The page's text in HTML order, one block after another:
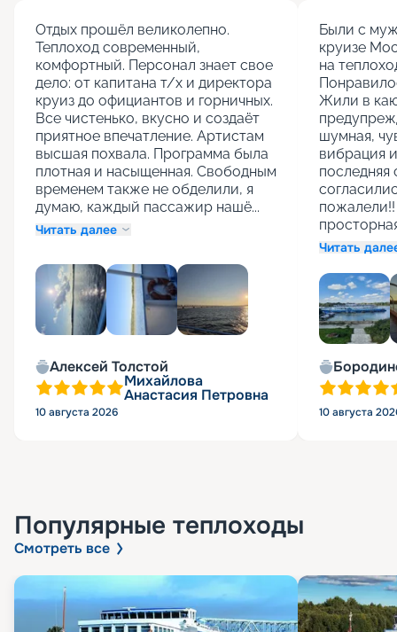
Отдых прошёл великолепно.
Теплоход современный,
комфортный. Персонал знает свое
дело: от капитана т/х и директора
круиз до официантов и горничных.
Все чистенько, вкусно и создаёт
приятное впечатление. Артистам
высшая похвала. Программа была
плотная и насыщенная. Свободным
временем также не обделили, я
думаю, каждый пассажир нашё...
Читать далее
Алексей Толстой
Михайлова
Анастасия Петровна
10 августа 2026
Были с
круизе
на
Жили в
шумная,
вибрация
Читать
10 августа
Популярные теплоходы
Смотреть все